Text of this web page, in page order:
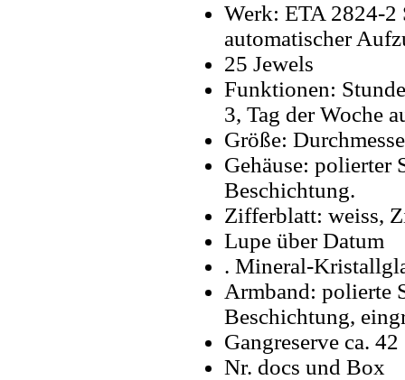
Werk: ETA 2824-2
automatischer
25 Jewels
Funktionen:
3, Tag der Woche
Größe:
Gehäuse: polierter
Beschichtung.
Zifferblatt: weiss,
Lupe über Datum
. Mineral-
Armband: polierte
Beschichtung,
Gangreserve ca.
Nr. docs und Box